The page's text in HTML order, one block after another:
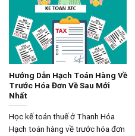
Hướng Dẫn Hạch Toán Hàng Về
Trước Hóa Đơn Về Sau Mới
Nhất
Học kế toán thuế ở Thanh Hóa
Hạch toán hàng về trước hóa đơn